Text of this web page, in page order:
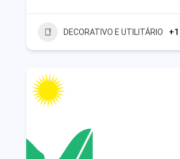
DECORATIVO E UTILITÁRIO +1